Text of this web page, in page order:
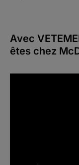
Avec
êtes chez